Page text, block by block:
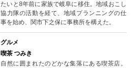
たいと8年前に家族で岐阜に移住。地域おこし
協力隊の活動を経て、地域プランニングの仕
事を始め、関市下之保に事務所を構えた。
グルメ
喫茶 つみき
自然に囲まれたのどかな集落にある喫茶店。